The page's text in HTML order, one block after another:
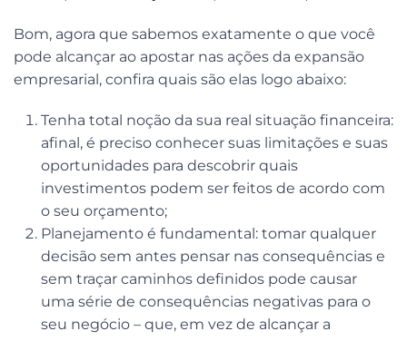
Bom, agora que sabemos exatamente o que você
pode alcançar ao apostar nas ações da expansão
empresarial, confira quais são elas logo abaixo:
Tenha total noção da sua real situação financeira:
afinal, é preciso conhecer suas limitações e suas
oportunidades para descobrir quais
investimentos podem ser feitos de acordo com
o seu orçamento;
Planejamento é fundamental: tomar qualquer
decisão sem antes pensar nas consequências e
sem traçar caminhos definidos pode causar
uma série de consequências negativas para o
seu negócio – que, em vez de alcançar a